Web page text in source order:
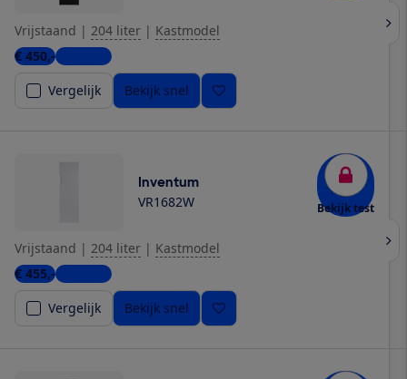
Vrijstaand | 204 liter | Kastmodel
€ 450,-6 winkels
Vergelijk
Bekijk snel
Inventum
VR1682W Bekijk test
Vrijstaand | 204 liter | Kastmodel
€ 455,-6 winkels
Vergelijk
Bekijk snel